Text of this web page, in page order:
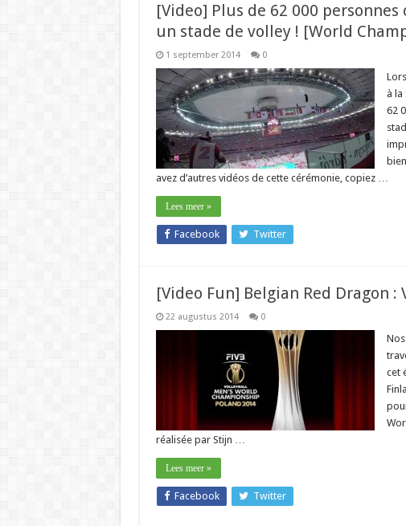
[Video] Plus de 62 000
un stade de volley ! [World
1 september 2014 0
à la
62
avez d’autres vidéos de cette cérémonie, copiez …
Lees meer »
Facebook Twitter
[Video Fun] Belgian Red Dragon
22 augustus 2014 0
cet
réalisée par Stijn …
Lees meer »
Facebook Twitter